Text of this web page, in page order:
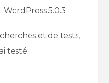
WordPress 5.0.3
et de tests,
testé: